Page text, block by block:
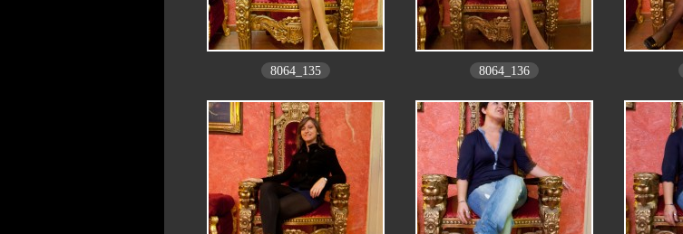
8064_135 8064_136